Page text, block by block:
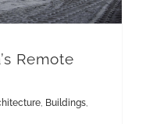
Remote
Buildings